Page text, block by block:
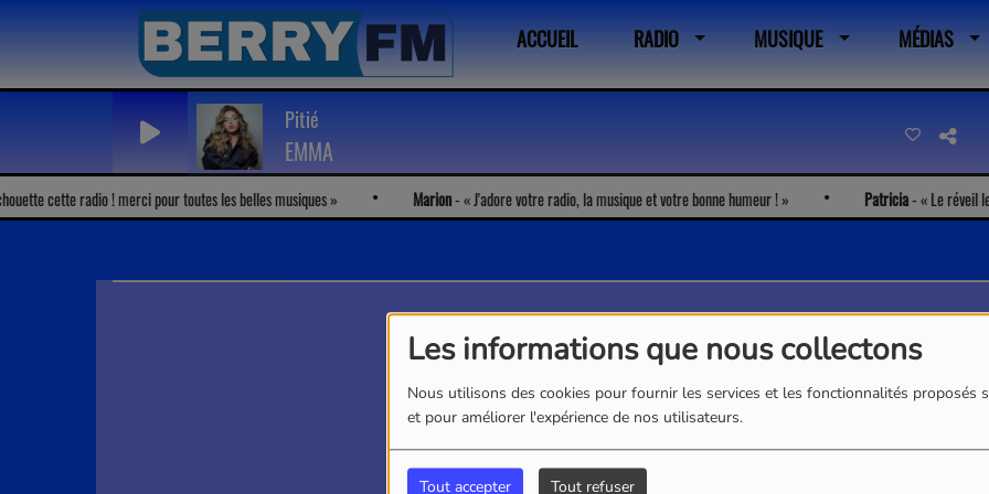
Les informations que nous collectons
Nous utilisons des cookies pour fournir les services et les fonctionnalités proposés
et pour améliorer l'expérience de nos utilisateurs.
Tout accepter Tout refuser
ACCUEIL RADIO MUSIQUE MÉDIAS
Pitié
EMMA
cette radio ! merci pour toutes les belles musiques Marion- J'adore votre radio, la musique et votre bonne humeur ! Patricia- Le réveil le